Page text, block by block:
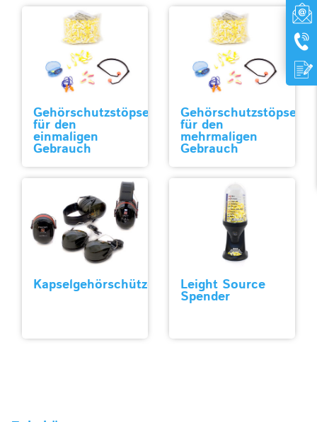
Gehörschutzstöpsel
für den
einmaligen
Gebrauch
Gehörschutzstöpsel
für den
mehrmaligen
Gebrauch
Kapselgehörschützer Leight Source
Spender